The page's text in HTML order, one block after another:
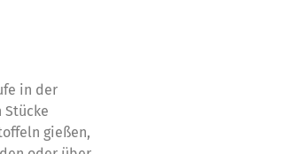
in der
Stücke
gießen,